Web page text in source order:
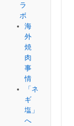
ラ
ボ
海
外
焼
肉
事
情
「ネ
ギ
塩」
へ